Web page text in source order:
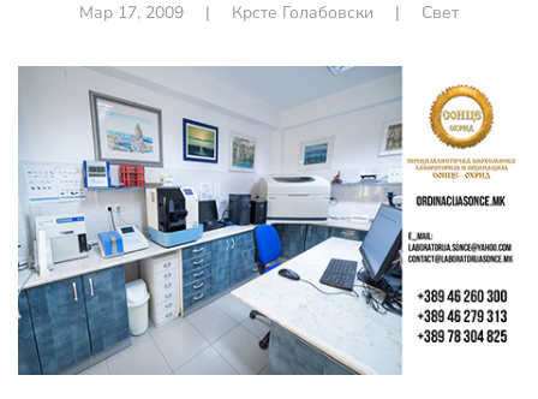
Мар 17, 2009 | Крсте Голабовски | Свет